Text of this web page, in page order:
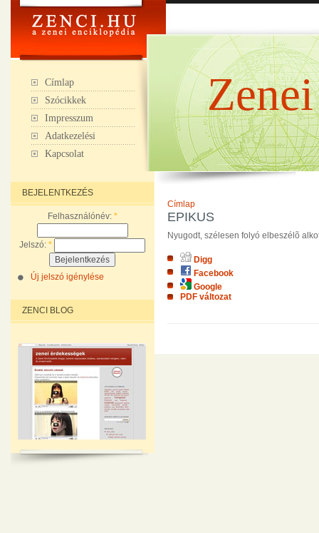
Címlap
Szócikkek
Impresszum
Adatkezelési
Kapcsolat
BEJELENTKEZÉS
Felhasználónév: *
Jelszó: *
Új jelszó igénylése
ZENCI BLOG
Címlap
EPIKUS
Nyugodt, szélesen folyó elbeszélõ
Digg
Facebook
Google
PDF változat